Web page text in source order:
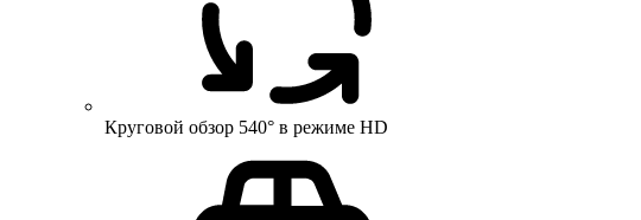
Круговой обзор 540° в режиме HD